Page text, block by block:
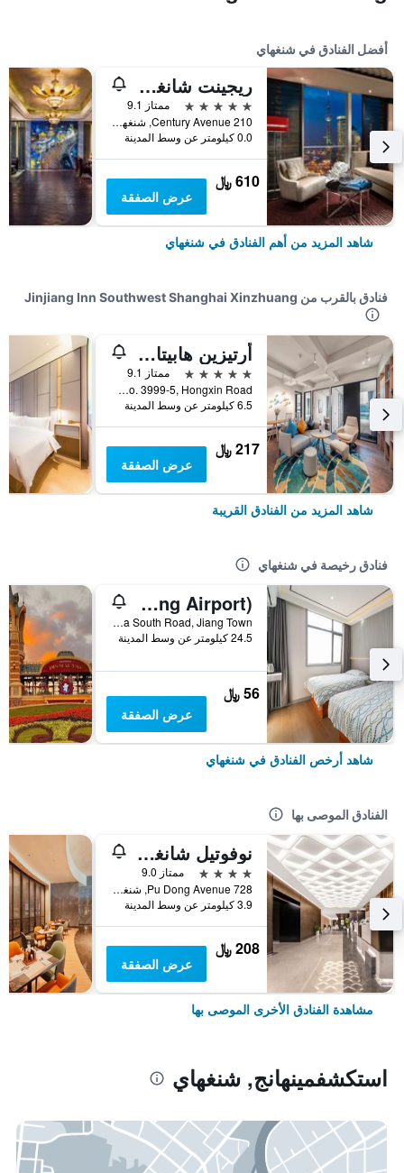
أفضل الفنادق في شنغهاي
ريجينت شانغهاي بودونج
5 نجوم
ممتاز 9.1
210 Century Avenue, شنغهاي, الصين
0.0 كيلومتر عن وسط المدينة
610 ﷼
عرض الصفقة
شاهد المزيد من أهم الفنادق في شنغهاي
فنادق بالقرب من Jinjiang Inn Southwest Shanghai Xinzhuang
أرتيزين هابيتات هونجتشياو شانجهاي
5 نجوم
ممتاز 9.1
No. 3999-5, Hongxin Road, شنغهاي, الصين
6.5 كيلومتر عن وسط المدينة
217 ﷼
عرض الصفقة
شاهد المزيد من الفنادق القريبة
فنادق رخيصة في شنغهاي
Pod Inn (Shanghai Pudong Airport)
No. 10 Shuizha South Road, Jiang Town, شنغهاي, الصين
24.5 كيلومتر عن وسط المدينة
56 ﷼
عرض الصفقة
شاهد أرخص الفنادق في شنغهاي
الفنادق الموصى بها
نوفوتيل شانغهاي أتلانتس
4 نجوم
ممتاز 9.0
728 Pu Dong Avenue, شنغهاي, الصين
3.9 كيلومتر عن وسط المدينة
208 ﷼
عرض الصفقة
مشاهدة الفنادق الأخرى الموصى بها
استكشفمينهانج, شنغهاي